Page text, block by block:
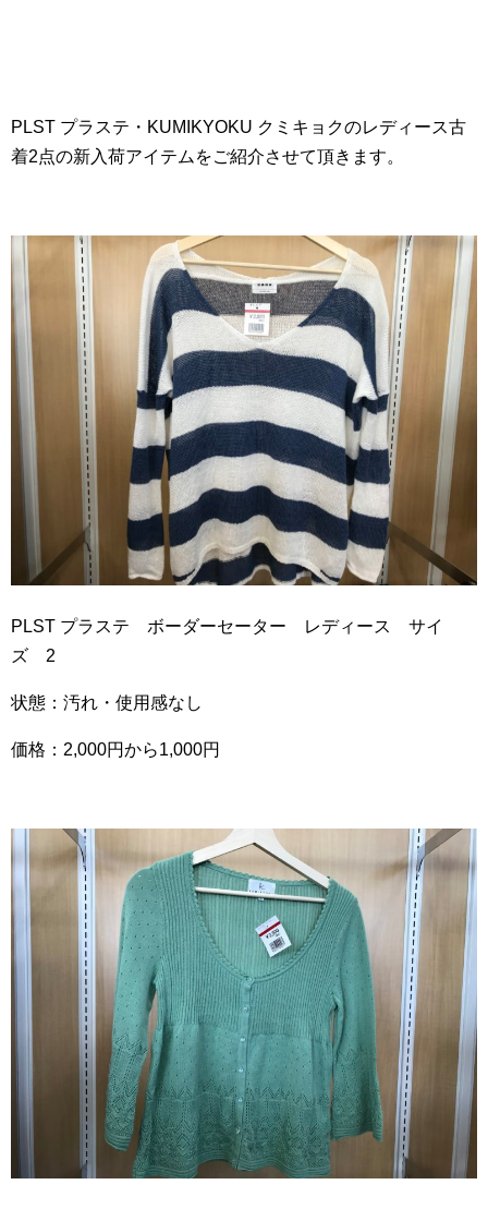
PLST プラステ・KUMIKYOKU クミキョクのレディース古
着2点の新入荷アイテムをご紹介させて頂きます。
PLST プラステ ボーダーセーター レディース サイ
ズ 2
状態：汚れ・使用感なし
価格：2,000円から1,000円